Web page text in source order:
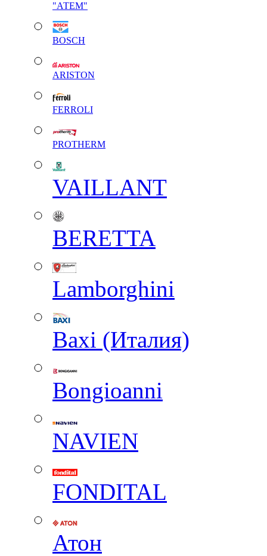
"АТЕМ"
BOSCH
ARISTON
FERROLI
PROTHERM
VAILLANT
BERETTA
Lamborghini
Baxi (Италия)
Вongioanni
NAVIEN
FONDITAL
Атон